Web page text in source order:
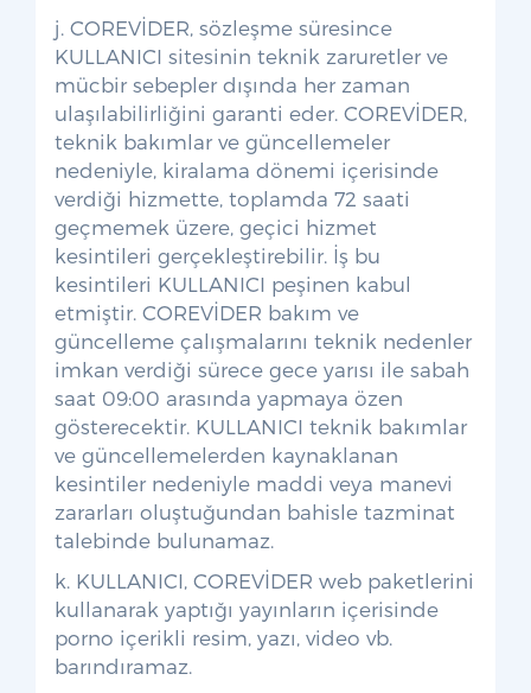
j. COREVİDER, sözleşme süresince
KULLANICI sitesinin teknik zaruretler ve
mücbir sebepler dışında her zaman
ulaşılabilirliğini garanti eder. COREVİDER,
teknik bakımlar ve güncellemeler
nedeniyle, kiralama dönemi içerisinde
verdiği hizmette, toplamda 72 saati
geçmemek üzere, geçici hizmet
kesintileri gerçekleştirebilir. İş bu
kesintileri KULLANICI peşinen kabul
etmiştir. COREVİDER bakım ve
güncelleme çalışmalarını teknik nedenler
imkan verdiği sürece gece yarısı ile sabah
saat 09:00 arasında yapmaya özen
gösterecektir. KULLANICI teknik bakımlar
ve güncellemelerden kaynaklanan
kesintiler nedeniyle maddi veya manevi
zararları oluştuğundan bahisle tazminat
talebinde bulunamaz.
k. KULLANICI, COREVİDER web paketlerini
kullanarak yaptığı yayınların içerisinde
porno içerikli resim, yazı, video vb.
barındıramaz.